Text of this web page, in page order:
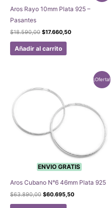
Aros Rayo 10mm Plata 925 –
Pasantes
$18.590,00 El
original
era:
$17.660,50El
Añadir al carrito
¡Oferta!
ENVIO GRATIS
Aros Cubano N°6 46mm Plata 925
$63.890,00 El
$60.695,50El